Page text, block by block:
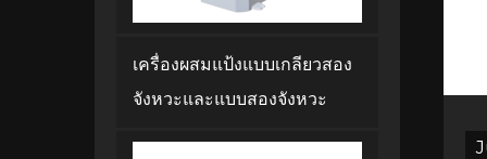
เครื่องผสมแป้งแบบเกลียวสอง
จังหวะและแบบสองจังหวะ